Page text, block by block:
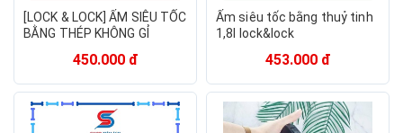
[LOCK & LOCK] ẤM SIÊU TỐC
BẰNG THÉP KHÔNG GỈ
450.000 đ
Ấm siêu tốc bằng thuỷ tinh
1,8l lock&lock
453.000 đ